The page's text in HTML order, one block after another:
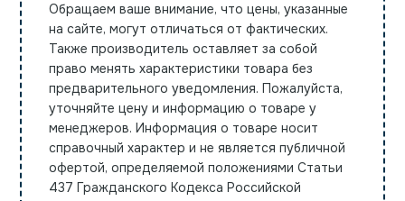
Обращаем ваше внимание, что цены, указанные
на сайте, могут отличаться от фактических.
Также производитель оставляет за собой
право менять характеристики товара без
предварительного уведомления. Пожалуйста,
уточняйте цену и информацию о товаре у
менеджеров. Информация о товаре носит
справочный характер и не является публичной
офертой, определяемой положениями Статьи
437 Гражданского Кодекса Российской